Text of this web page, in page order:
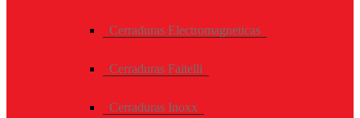
Cerraduras Electromagneticas
Cerraduras Faitelli
Cerraduras Inoxx